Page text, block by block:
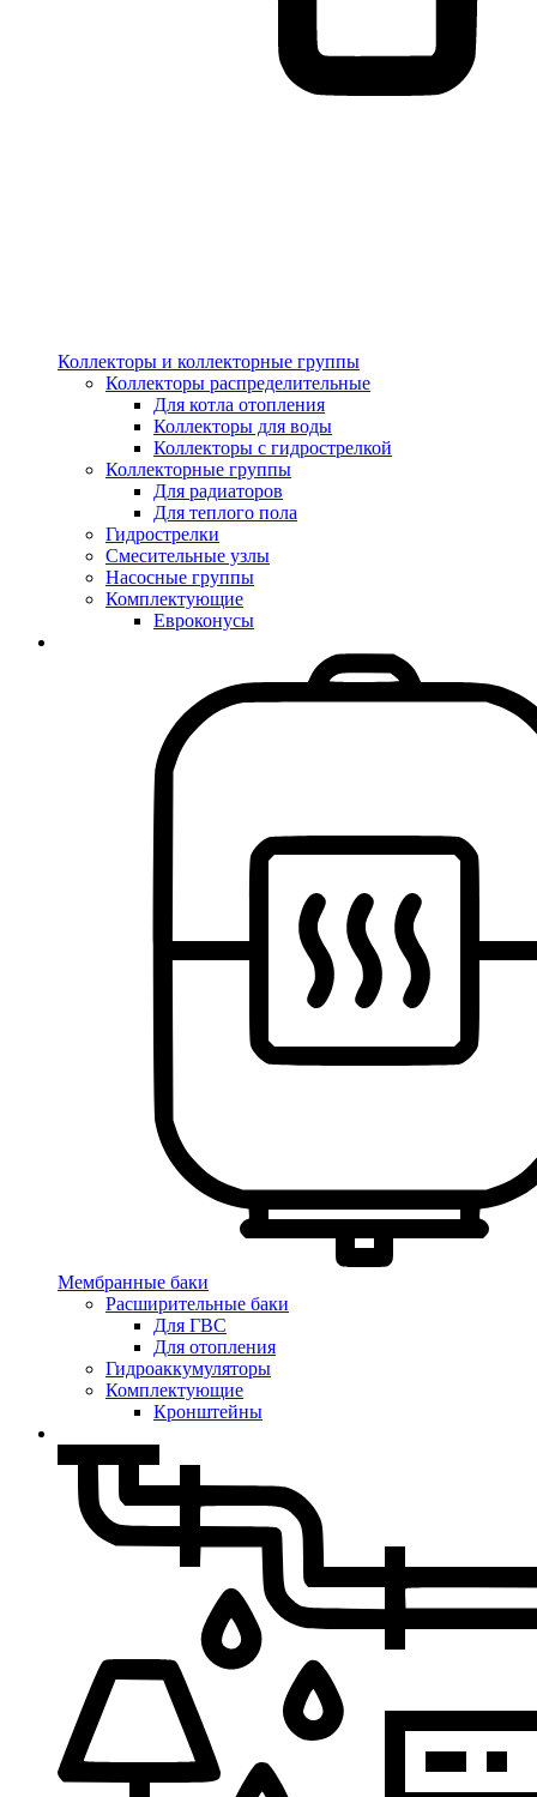
Коллекторы и коллекторные группы
Коллекторы распределительные
Для котла отопления
Коллекторы для воды
Коллекторы с гидрострелкой
Коллекторные группы
Для радиаторов
Для теплого пола
Гидрострелки
Смесительные узлы
Насосные группы
Комплектующие
Евроконусы
Мембранные баки
Расширительные баки
Для ГВС
Для отопления
Гидроаккумуляторы
Комплектующие
Кронштейны